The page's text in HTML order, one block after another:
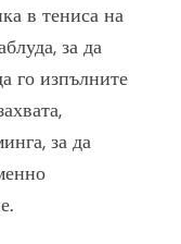
в тениса на
за да
го изпълните
за да